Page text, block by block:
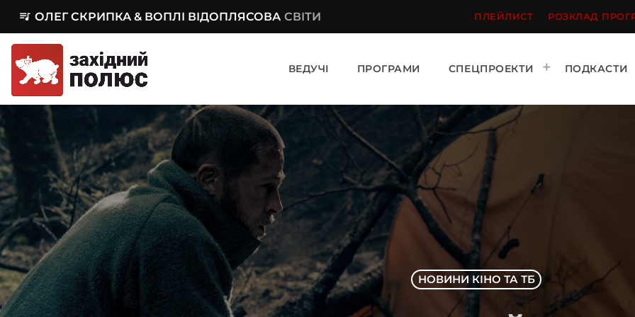
queue_music ОЛЕГ СКРИПКА & ВОПЛІ ВІДОПЛЯСОВА СВІТИ ПЛЕЙЛИСТ РОЗКЛАД
ВЕДУЧІ ПРОГРАМИ СПЕЦПРОЕКТИ ПОДКАСТИ
НОВИНИ КІНО ТА ТБ